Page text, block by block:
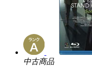
中古商品